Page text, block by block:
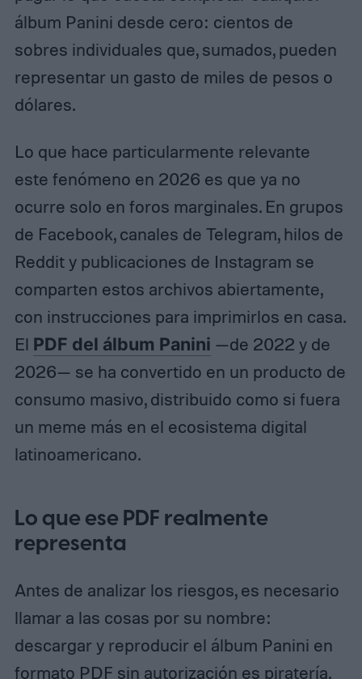
álbum Panini desde cero: cientos de
sobres individuales que, sumados, pueden
representar un gasto de miles de pesos o
dólares.
Lo que hace particularmente relevante
este fenómeno en 2026 es que ya no
ocurre solo en foros marginales. En grupos
de Facebook, canales de Telegram, hilos de
Reddit y publicaciones de Instagram se
comparten estos archivos abiertamente,
con instrucciones para imprimirlos en casa.
El PDF del álbum Panini —de 2022 y de
2026— se ha convertido en un producto de
consumo masivo, distribuido como si fuera
un meme más en el ecosistema digital
latinoamericano.
Lo que ese PDF realmente
representa
Antes de analizar los riesgos, es necesario
llamar a las cosas por su nombre:
descargar y reproducir el álbum Panini en
formato PDF sin autorización es piratería.